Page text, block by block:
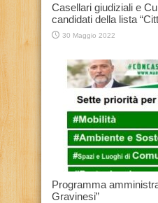
Casellari giudiziali e
candidati della lista
30 Maggio 2022
Programma
Gravinesi”